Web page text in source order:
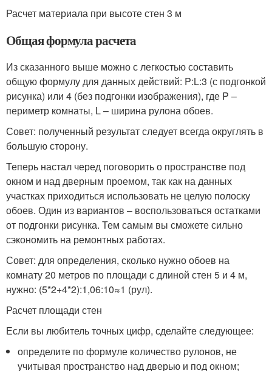
Расчет материала при высоте стен 3 м
Общая формула расчета
Из сказанного выше можно с легкостью составить
общую формулу для данных действий: P:L:3 (с подгонкой
рисунка) или 4 (без подгонки изображения), где P –
периметр комнаты, L – ширина рулона обоев.
Совет: полученный результат следует всегда округлять в
большую сторону.
Теперь настал черед поговорить о пространстве под
окном и над дверным проемом, так как на данных
участках приходиться использовать не целую полоску
обоев. Один из вариантов – воспользоваться остатками
от подгонки рисунка. Тем самым вы сможете сильно
сэкономить на ремонтных работах.
Совет: для определения, сколько нужно обоев на
комнату 20 метров по площади с длиной стен 5 и 4 м,
нужно: (5*2+4*2):1,06:10≈1 (рул).
Расчет площади стен
Если вы любитель точных цифр, сделайте следующее:
определите по формуле количество рулонов, не
учитывая пространство над дверью и под окном;